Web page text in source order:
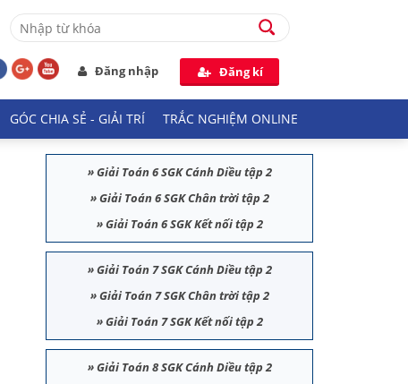
Đăng nhập Đăng kí
GÓC CHIA SẺ - GIẢI TRÍ TRẮC NGHIỆM ONLINE
»Giải Toán 6 SGK Cánh Diều tập 2
»Giải Toán 6 SGK Chân trời tập 2
»Giải Toán 6 SGK Kết nối tập 2
»Giải Toán 7 SGK Cánh Diều tập 2
»Giải Toán 7 SGK Chân trời tập 2
»Giải Toán 7 SGK Kết nối tập 2
»Giải Toán 8 SGK Cánh Diều tập 2